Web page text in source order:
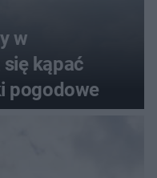
w
kąpać
pogodowe